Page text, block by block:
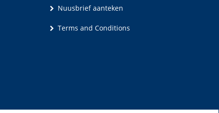
Nuusbrief aanteken
Terms and Conditions